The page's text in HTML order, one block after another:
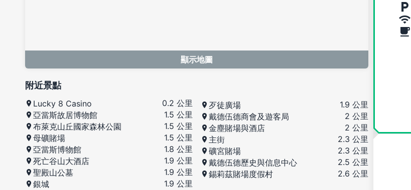
顯示地圖
附近景點
Lucky 8 Casino
0.2 公里
亞當斯故居博物館
1.5 公里
布萊克山丘國家森林公園
1.5 公里
母礦賭場
1.5 公里
亞當斯博物館
1.8 公里
死亡谷山大酒店
1.9 公里
聖殿山公墓
1.9 公里
銀城
1.9 公里
歹徒廣場
1.9 公里
戴德伍德商會及遊客局
2 公里
金塵賭場與酒店
2 公里
主街
2.3 公里
礦宮賭場
2.3 公里
戴德伍德歷史與信息中心
2.5 公里
錫莉茲賭場度假村
2.6 公里